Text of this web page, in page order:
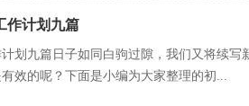
作计划九篇
划九篇日子如同白驹过隙，我们又将续
效的呢？下面是小编为大家整理的初...